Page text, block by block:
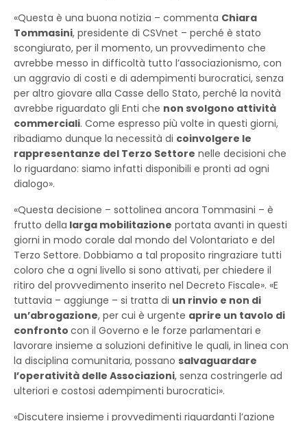
«Questa è una buona notizia – commenta Chiara
Tommasini, presidente di CSVnet – perché è stato
scongiurato, per il momento, un provvedimento che
avrebbe messo in difficoltà tutto l’associazionismo, con
un aggravio di costi e di adempimenti burocratici, senza
per altro giovare alla Casse dello Stato, perché la novità
avrebbe riguardato gli Enti che non svolgono attività
commerciali. Come espresso più volte in questi giorni,
ribadiamo dunque la necessità di coinvolgere le
rappresentanze del Terzo Settore nelle decisioni che
lo riguardano: siamo infatti disponibili e pronti ad ogni
dialogo».
«Questa decisione – sottolinea ancora Tommasini – è
frutto della larga mobilitazione portata avanti in questi
giorni in modo corale dal mondo del Volontariato e del
Terzo Settore. Dobbiamo a tal proposito ringraziare tutti
coloro che a ogni livello si sono attivati, per chiedere il
ritiro del provvedimento inserito nel Decreto Fiscale». «E
tuttavia – aggiunge – si tratta di un rinvio e non di
un’abrogazione, per cui è urgente aprire un tavolo di
confronto con il Governo e le forze parlamentari e
lavorare insieme a soluzioni definitive le quali, in linea con
la disciplina comunitaria, possano salvaguardare
l’operatività delle Associazioni, senza costringerle ad
ulteriori e costosi adempimenti burocratici».
«Discutere insieme i provvedimenti riguardanti l’azione